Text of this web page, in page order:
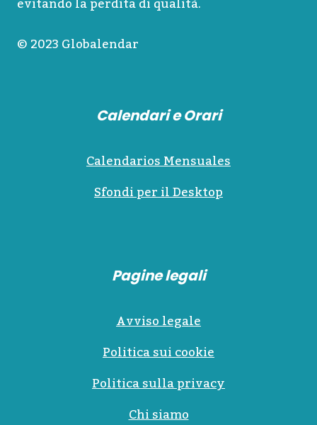
© 2023 Globalendar
Calendari e Orari
Calendarios Mensuales
Sfondi per il Desktop
Pagine legali
Avviso legale
Politica sui cookie
Politica sulla privacy
Chi siamo